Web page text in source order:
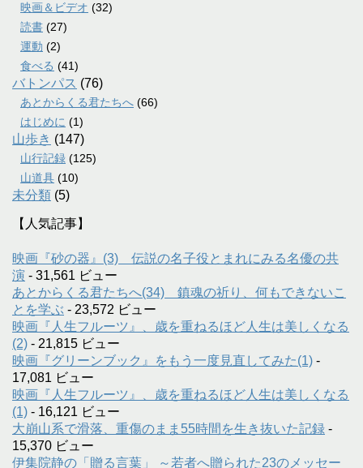
映画＆ビデオ (32)
読書 (27)
運動 (2)
食べる (41)
バトンパス (76)
あとからくる君たちへ (66)
はじめに (1)
山歩き (147)
山行記録 (125)
山道具 (10)
未分類 (5)
【人気記事】
映画『砂の器』(3) 伝説の名子役とまれにみる名優の共
演 - 31,561 ビュー
あとからくる君たちへ(34) 鎮魂の祈り、何もできないこ
とを学ぶ - 23,572 ビュー
映画『人生フルーツ』、歳を重ねるほど人生は美しくなる
(2) - 21,815 ビュー
映画『グリーンブック』をもう一度見直してみた(1) -
17,081 ビュー
映画『人生フルーツ』、歳を重ねるほど人生は美しくなる
(1) - 16,121 ビュー
大崩山系で滑落、重傷のまま55時間を生き抜いた記録 -
15,370 ビュー
伊集院静の「贈る言葉」 ～若者へ贈られた23のメッセー